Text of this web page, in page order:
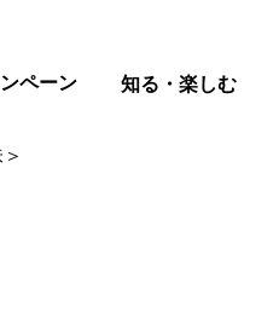
ペーン 知る・楽しむ